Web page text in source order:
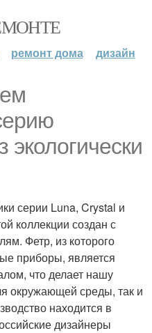
ремонт дома дизайн
экологически
серии Luna, Crystal и
коллекции создан с
Фетр, из которого
приборы, является
что делает нашу
окружающей среды, так и
находится в
дизайнеры